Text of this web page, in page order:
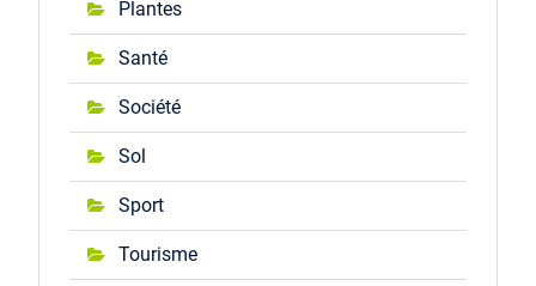
Plantes
Santé
Société
Sol
Sport
Tourisme